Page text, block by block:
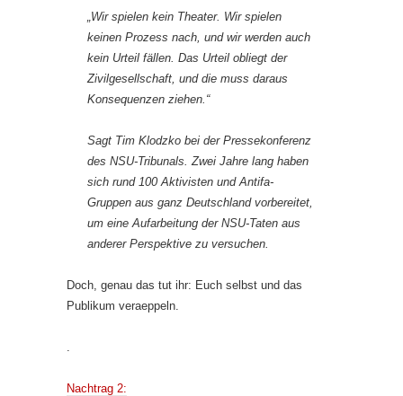
„Wir spielen kein Theater. Wir spielen
keinen Prozess nach, und wir werden auch
kein Urteil fällen. Das Urteil obliegt der
Zivilgesellschaft, und die muss daraus
Konsequenzen ziehen.“
Sagt Tim Klodzko bei der Pressekonferenz
des NSU-Tribunals. Zwei Jahre lang haben
sich rund 100 Aktivisten und Antifa-
Gruppen aus ganz Deutschland vorbereitet,
um eine Aufarbeitung der NSU-Taten aus
anderer Perspektive zu versuchen.
Doch, genau das tut ihr: Euch selbst und das
Publikum veraeppeln.
Nachtrag 2: